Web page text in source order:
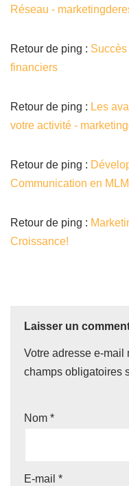
Réseau -
Retour de ping :
financiers
Retour de ping : Les
votre activité -
Retour de ping :
Communication en
Retour de ping :
Croissance!
Laisser un
Votre adresse e-mail
champs obligatoires
Nom *
E-mail *